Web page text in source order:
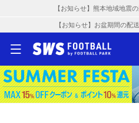
【お知らせ】熊本地域地震
【お知らせ】お盆期間の配